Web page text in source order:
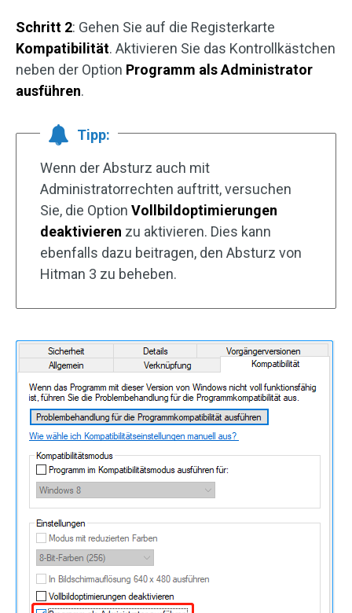
Schritt 2: Gehen Sie auf die Registerkarte
Kompatibilität. Aktivieren Sie das Kontrollkästchen
neben der Option Programm als Administrator
ausführen.
Tipp:
Wenn der Absturz auch mit
Administratorrechten auftritt, versuchen
Sie, die Option Vollbildoptimierungen
deaktivieren zu aktivieren. Dies kann
ebenfalls dazu beitragen, den Absturz von
Hitman 3 zu beheben.